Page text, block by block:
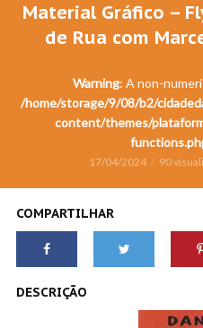
Material Gráfico –
de Rua com
Warning: A non-
/home/storage/9/08/b2/
content/themes/
17/04/2024 90
COMPARTILHAR
DESCRIÇÃO